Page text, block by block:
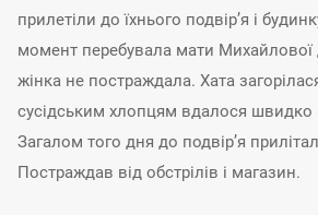
прилетіли до їхнього подвір’я і
момент перебувала мати
жінка не постраждала. Хата
сусідським хлопцям вдалося швидко
Загалом того дня до подвір’я
Постраждав від обстрілів і магазин.